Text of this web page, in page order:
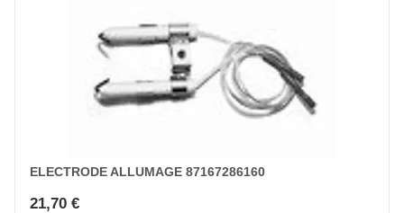
ELECTRODE ALLUMAGE 87167286160
21,70 €